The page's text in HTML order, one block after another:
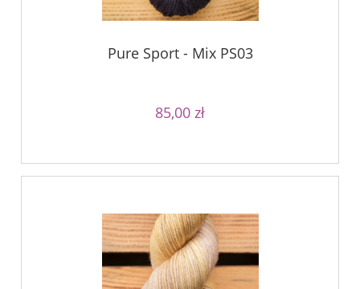
Pure Sport - Mix PS03
85,00 zł